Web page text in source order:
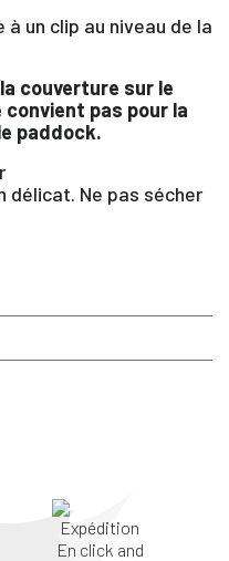
un clip au niveau de la
couverture sur le
convient pas pour la
paddock.
délicat. Ne pas sécher
SE
CONNECTER